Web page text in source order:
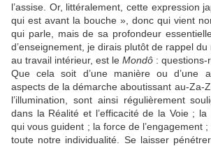
l’assise. Or, littéralement, cette expression
qui est avant la bouche », donc qui vient
qui parle, mais de sa profondeur
d’enseignement, je dirais plutôt de rappel
au travail intérieur, est le Mondô : questions-
Que cela soit d’une manière ou d’une
aspects de la démarche aboutissant au-Za-
l’illumination, sont ainsi régulièrement
dans la Réalité et l’efficacité de la Voie ;
qui vous guident ; la force de l’engagement
toute notre individualité. Se laisser